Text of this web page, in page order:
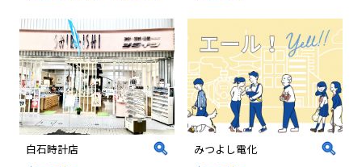
白石時計店
みつよし電化